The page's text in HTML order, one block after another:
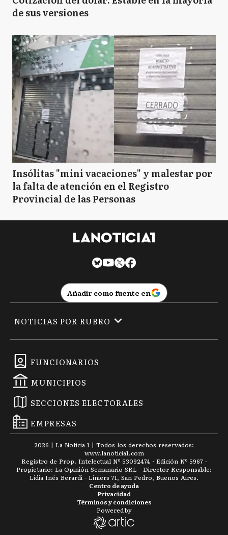
de sus versiones
Insólitas "mini vacaciones" y malestar por
la falta de atención en el Registro
Provincial de las Personas
Añadir como fuente en
FUNCIONARIOS
MUNICIPIOS
SECCIONES ELECTORALES
EMPRESAS
NOTICIAS POR RUBRO
2026 | La Noticia 1 | Todos los derechos reservados:
www.lanoticia1.com
Registro de Prop. Intelectual Nº 53092474 · Edición Nº 5967 -
Propietario: La Opinión Semanario SRL - Director Responsable:
Lidia Inés Berardi - Liniers 71, San Pedro, Buenos Aires.
Términos y condiciones
Privacidad
Centro de ayuda
Powered by